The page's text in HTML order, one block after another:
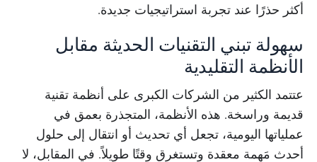
أكثر حذرًا عند تجربة استراتيجيات جديدة.
سهولة تبني التقنيات الحديثة مقابل
الأنظمة التقليدية
عتتمد الكثير من الشركات الكبرى على أنظمة تقنية
قديمة وراسخة. هذه الأنظمة، المتجذرة بعمق في
عملياتها اليومية، تجعل أي تحديث أو انتقال إلى حلول
أحدث مَهمة معقدة وتستغرق وقتًا طويلاً. في المقابل، لا